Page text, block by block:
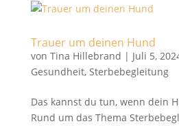
Trauer um deinen Hund
von Tina Hillebrand | Juli 5,
Gesundheit, Sterbebegleitung
Das kannst du tun, wenn dein
Rund um das Thema